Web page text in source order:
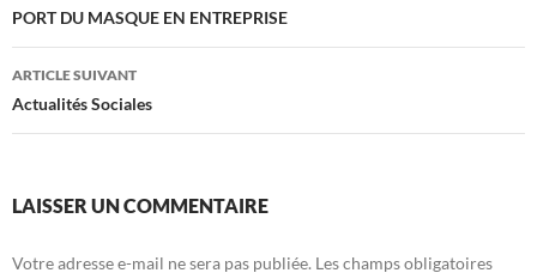
des
articles
PORT DU MASQUE EN ENTREPRISE
ARTICLE SUIVANT
Actualités Sociales
LAISSER UN COMMENTAIRE
Votre adresse e-mail ne sera pas publiée. Les champs obligatoires